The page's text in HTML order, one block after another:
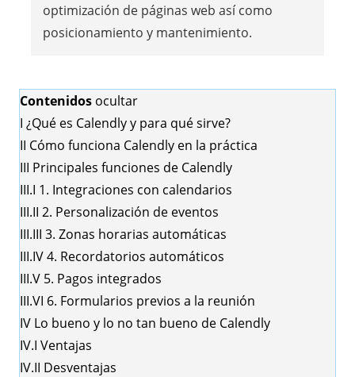
optimización de páginas web así como
posicionamiento y mantenimiento.
Contenidos ocultar
I ¿Qué es Calendly y para qué sirve?
II Cómo funciona Calendly en la práctica
III Principales funciones de Calendly
III.I 1. Integraciones con calendarios
III.II 2. Personalización de eventos
III.III 3. Zonas horarias automáticas
III.IV4. Recordatorios automáticos
III.V 5. Pagos integrados
III.VI 6. Formularios previos a la reunión
IV Lo bueno y lo no tan bueno de Calendly
IV.I Ventajas
IV.II Desventajas